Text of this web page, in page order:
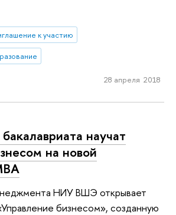
к участию
28 апреля 2018
научат
на новой
НИУ ВШЭ открывает
бизнесом», созданную